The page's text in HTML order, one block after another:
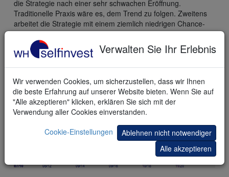
die Strategie nach einer sehr schwachen Eröffnung.
Traditionelle Praxis wäre es, dem Trend zu folgen. Zweitens
arbeitet die Strategie mit einem ziemlich niedrigen Chance-
Risiko-Verhältnis (CRV) von 1,2 (30/25). Nichtsdestotrotz
scheint die Strategie in einem Backtest jedoch gut zu
funktionieren.
Verwalten Sie Ihr Erlebnis
Wir verwenden Cookies, um sicherzustellen, dass wir Ihnen
die beste Erfahrung auf unserer Website bieten. Wenn Sie auf
"Alle akzeptieren" klicken, erklären Sie sich mit der
Verwendung aller Cookies einverstanden.
Cookie-Einstellungen
Ablehnen nicht notwendiger
Alle akzeptieren